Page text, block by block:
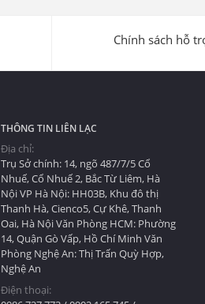
Chính sách hỗ
THÔNG TIN LIÊN LẠC
Địa chỉ:
Trụ Sở chính: 14, ngõ 487/7/5 Cổ
Nhuế, Cổ Nhuế 2, Bắc Từ Liêm, Hà
Nội VP Hà Nội: HH03B, Khu đô thị
Thanh Hà, Cienco5, Cự Khê, Thanh
Oai, Hà Nội Văn Phòng HCM: Phường
14, Quận Gò Vấp, Hồ Chí Minh Văn
Phòng Nghệ An: Thị Trấn Quỳ Hợp,
Nghệ An
Điện thoại: